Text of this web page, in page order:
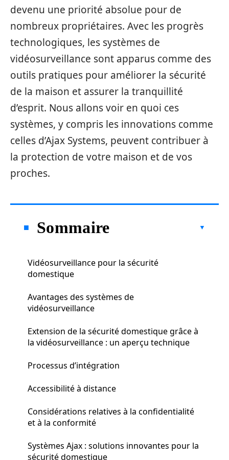
devenu une priorité absolue pour de
nombreux propriétaires. Avec les progrès
technologiques, les systèmes de
vidéosurveillance sont apparus comme des
outils pratiques pour améliorer la sécurité
de la maison et assurer la tranquillité
d’esprit. Nous allons voir en quoi ces
systèmes, y compris les innovations comme
celles d’Ajax Systems, peuvent contribuer à
la protection de votre maison et de vos
proches.
Sommaire
Vidéosurveillance pour la sécurité
domestique
Avantages des systèmes de
vidéosurveillance
Extension de la sécurité domestique grâce à
la vidéosurveillance : un aperçu technique
Processus d’intégration
Accessibilité à distance
Considérations relatives à la confidentialité
et à la conformité
Systèmes Ajax : solutions innovantes pour la
sécurité domestique